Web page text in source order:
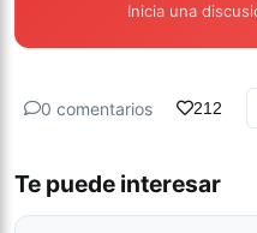
Inicia una
0 comentarios 212
Te puede interesar